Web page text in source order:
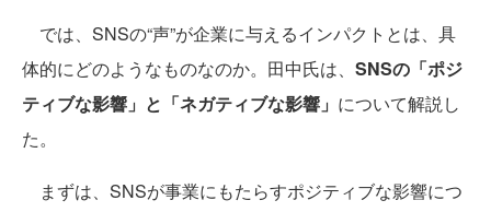
では、SNSの“声”が企業に与えるインパクトとは、具
体的にどのようなものなのか。田中氏は、 SNSの「ポジ
ティブな影響」と「ネガティブな影響」 について解説し
た。
まずは、SNSが事業にもたらすポジティブな影響につ